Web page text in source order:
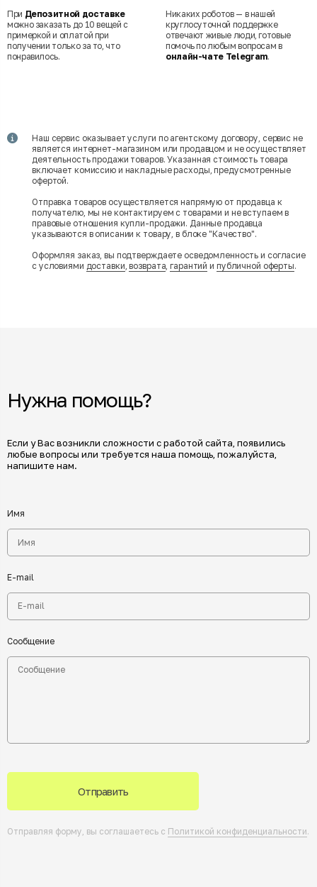
При Депозитной доставке
можно заказать до 10 вещей с
примеркой и оплатой при
получении только за то, что
понравилось.
Никаких роботов — в нашей
круглосуточной поддержке
отвечают живые люди, готовые
помочь по любым вопросам в
онлайн-чате Telegram.
Наш сервис оказывает услуги по агентскому договору, сервис не
является интернет-магазином или продавцом и не осуществляет
деятельность продажи товаров. Указанная стоимость товара
включает комиссию и накладные расходы, предусмотренные
офертой.
Отправка товаров осуществляется напрямую от продавца к
получателю, мы не контактируем с товарами и не вступаем в
правовые отношения купли-продажи. Данные продавца
указываются в описании к товару, в блоке "Качество".
Оформляя заказ, вы подтверждаете осведомленность и согласие
с условиями доставки,возврата,гарантий и публичной оферты.
Нужна помощь?
Если у Вас возникли сложности с работой сайта, появились
любые вопросы или требуется наша помощь, пожалуйста,
напишите нам.
Имя
E-mail
Сообщение
Отправить
Отправляя форму, вы соглашаетесь с Политикой конфиденциальности.